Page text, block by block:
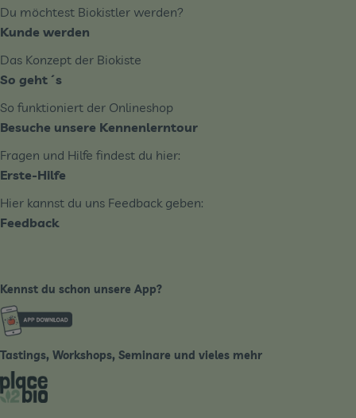
Du möchtest Biokistler werden?
Kunde werden
Das Konzept der Biokiste
So geht´s
So funktioniert der Onlineshop
Besuche unsere Kennenlerntour
Fragen und Hilfe findest du hier:
Erste-Hilfe
Hier kannst du uns Feedback geben:
Feedback
Kennst du schon unsere App?
Externer Link zu https://www.biobote-
Tastings, Workshops, Seminare und vieles mehr
Externer Link zu https://place2bio.de/